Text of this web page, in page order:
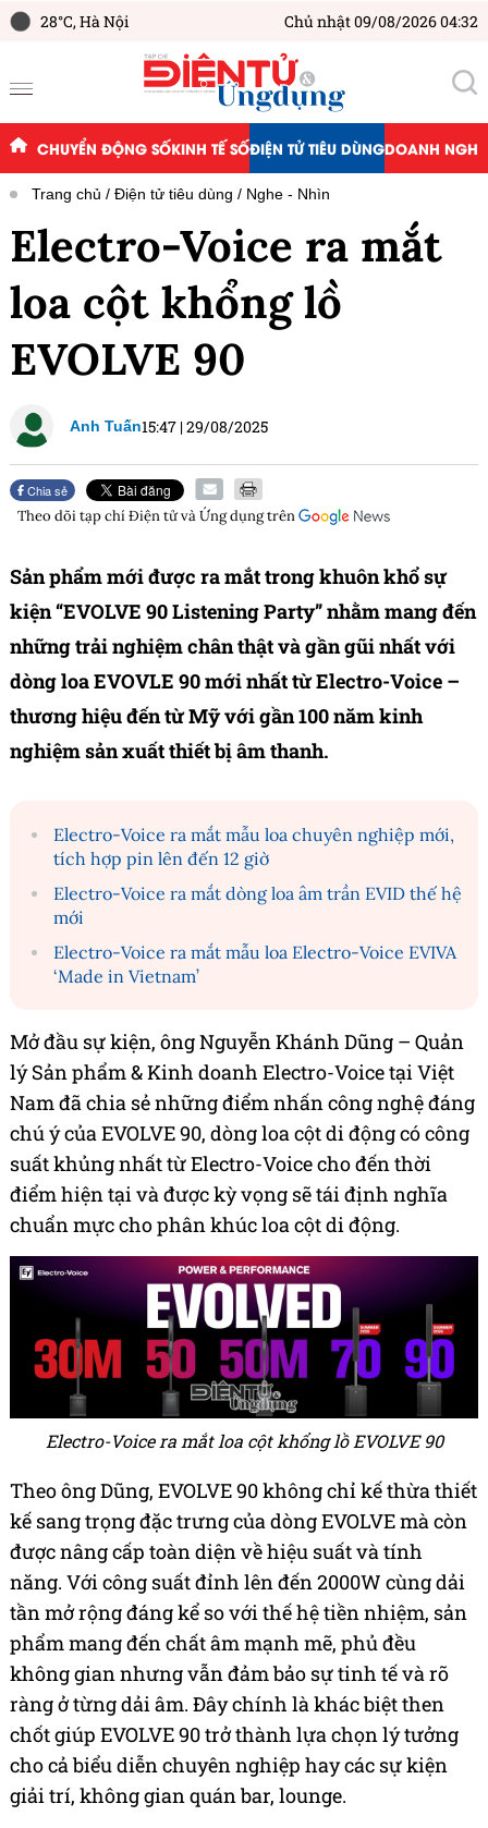
28°C,Hà Nội Chủ nhật 09/08/2026 04:32
CHUYỂN ĐỘNG SỐKINH TẾ SỐĐIỆN TỬ TIÊU DÙNGDOANH
Trang chủ Điện tử tiêu dùng Nghe - Nhìn
Electro-Voice ra mắt
loa cột khổng lồ
EVOLVE 90
Anh Tuấn15:47 |29/08/2025
Chia sẻ
Theo dõi tạp chíĐiện tử và Ứng dụngtrên
Sản phẩm mới được ra mắt trong khuôn khổ sự
kiện “EVOLVE 90 Listening Party” nhằm mang đến
những trải nghiệm chân thật và gần gũi nhất với
dòng loaEVOVLE 90mới nhất từ Electro-Voice –
thương hiệu đến từ Mỹ với gần 100 năm kinh
nghiệm sản xuất thiết bị âm thanh.
Electro-Voice ra mắt mẫu loa chuyên nghiệp mới,
tích hợp pin lên đến 12 giờ
Electro-Voice ra mắt dòng loa âm trần EVID thế hệ
mới
Electro-Voice ra mắt mẫu loa Electro-Voice EVIVA
‘Made in Vietnam’
Mở đầu sự kiện, ông Nguyễn Khánh Dũng – Quản
lý Sản phẩm & Kinh doanh Electro-Voice tại Việt
Nam đã chia sẻ những điểm nhấn công nghệ đáng
chú ý của EVOLVE 90, dòng loa cột di động có công
suất khủng nhất từ Electro-Voice cho đến thời
điểm hiện tại và được kỳ vọng sẽ tái định nghĩa
chuẩn mực cho phân khúc loa cột di động.
Electro-Voice ra mắt loa cột khổng lồ EVOLVE 90
Theo ông Dũng, EVOLVE 90 không chỉ kế thừa thiết
kế sang trọng đặc trưng của dòng EVOLVE mà còn
được nâng cấp toàn diện về hiệu suất và tính
năng. Với công suất đỉnh lên đến 2000W cùng dải
tần mở rộng đáng kể so với thế hệ tiền nhiệm, sản
phẩm mang đến chất âm mạnh mẽ, phủ đều
không gian nhưng vẫn đảm bảo sự tinh tế và rõ
ràng ở từng dải âm. Đây chính là khác biệt then
chốt giúp EVOLVE 90 trở thành lựa chọn lý tưởng
cho cả biểu diễn chuyên nghiệp hay các sự kiện
giải trí, không gian quán bar, lounge.